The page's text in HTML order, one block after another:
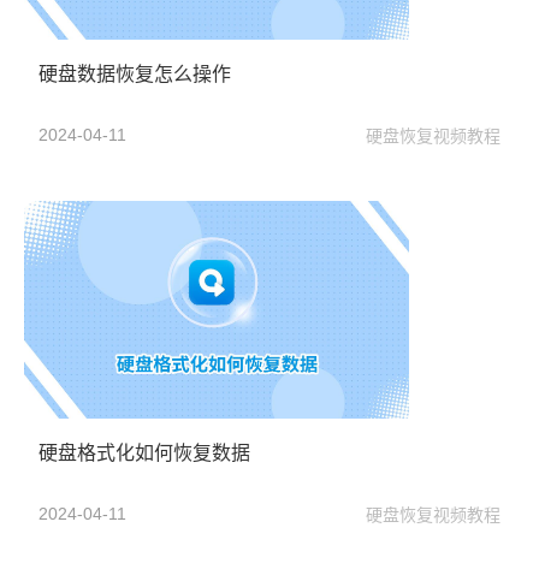
硬盘数据恢复怎么操作
2024-04-11 硬盘恢复视频教程
硬盘格式化如何恢复数据
2024-04-11 硬盘恢复视频教程